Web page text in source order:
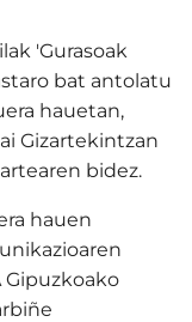
'Gurasoak
bat antolatu
hauetan,
Gizartekintzan
bidez.
hauen
Gipuzkoako